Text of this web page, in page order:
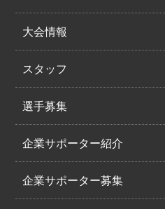
大会情報
スタッフ
選手募集
企業サポーター紹介
企業サポーター募集